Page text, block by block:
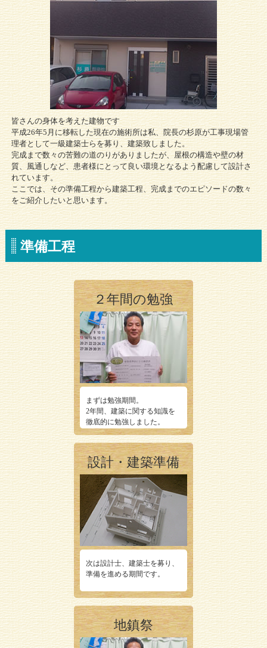
皆さんの身体を考えた建物です
平成26年5月に移転した現在の施術所は私、院長の杉原が工事現場管
理者として一級建築士らを募り、建築致しました。
完成まで数々の苦難の道のりがありましたが、屋根の構造や壁の材
質、風通しなど、患者様にとって良い環境となるよう配慮して設計さ
れています。
ここでは、その準備工程から建築工程、完成までのエピソードの数々
をご紹介したいと思います。
準備工程
２年間の勉強
まずは勉強期間。
2年間、建築に関する知識を
徹底的に勉強しました。
設計・建築準備
次は設計士、建築士を募り、
準備を進める期間です。
地鎮祭